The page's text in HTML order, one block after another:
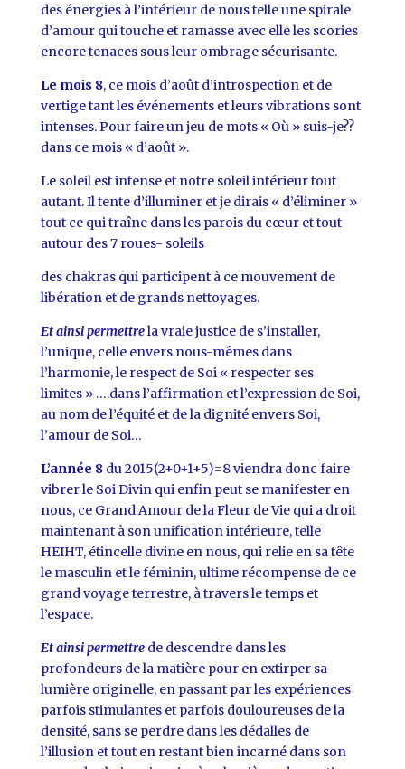
des énergies à l’intérieur de nous telle une spirale
d’amour qui touche et ramasse avec elle les scories
encore tenaces sous leur ombrage sécurisante.
Le mois 8, ce mois d’août d’introspection et de
vertige tant les événements et leurs vibrations sont
intenses. Pour faire un jeu de mots « Où » suis-je??
dans ce mois « d’août ».
Le soleil est intense et notre soleil intérieur tout
autant. Il tente d’illuminer et je dirais « d’éliminer »
tout ce qui traîne dans les parois du cœur et tout
autour des 7 roues- soleils
des chakras qui participent à ce mouvement de
libération et de grands nettoyages.
Et ainsi permettrela vraie justice de s’installer,
l’unique, celle envers nous-mêmes dans
l’harmonie, le respect de Soi « respecter ses
limites » ….dans l’affirmation et l’expression de Soi,
au nom de l’équité et de la dignité envers Soi,
l’amour de Soi…
L’année 8du 2015(2+0+1+5)=8 viendra donc faire
vibrer le Soi Divin qui enfin peut se manifester en
nous, ce Grand Amour de la Fleur de Vie qui a droit
maintenant à son unification intérieure, telle
HEIHT, étincelle divine en nous, qui relie en sa tête
le masculin et le féminin, ultime récompense de ce
grand voyage terrestre, à travers le temps et
l’espace.
Et ainsi permettrede descendre dans les
profondeurs de la matière pour en extirper sa
lumière originelle, en passant par les expériences
parfois stimulantes et parfois douloureuses de la
densité, sans se perdre dans les dédalles de
l’illusion et tout en restant bien incarné dans son